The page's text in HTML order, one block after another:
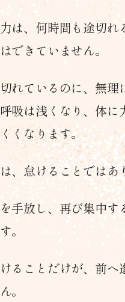
は、何時間も途切れ
できていません。
れているのに、無理
吸は浅くなり、体に
くなります。
、怠けることではあ
手放し、再び集中す
。
ることだけが、前へ
。